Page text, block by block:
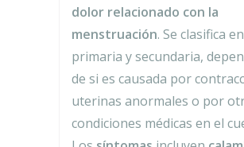
dolor relacionado con la
menstruación. Se clasifica en
primaria y secundaria,
de si es causada por
uterinas anormales o por
condiciones médicas en el